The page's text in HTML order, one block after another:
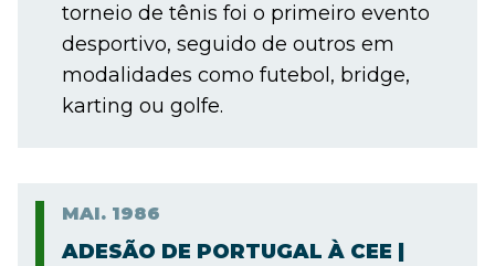
torneio de tênis foi o primeiro evento
desportivo, seguido de outros em
modalidades como futebol, bridge,
karting ou golfe.
MAI. 1986
ADESÃO DE PORTUGAL À CEE |